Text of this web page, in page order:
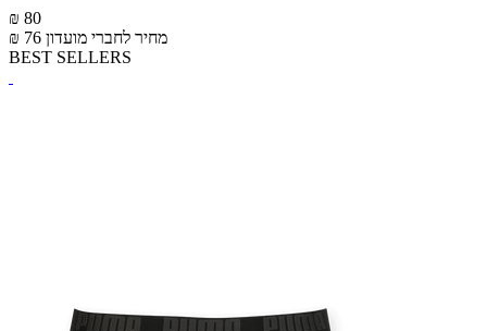
₪ 80
₪ 76 מחיר לחברי מועדון
BEST SELLERS